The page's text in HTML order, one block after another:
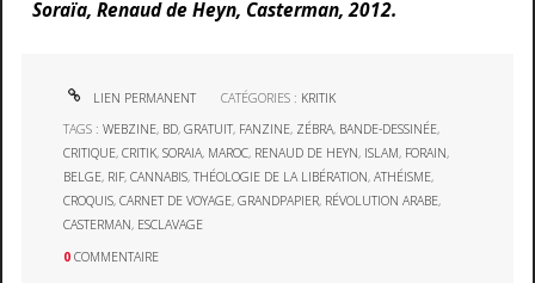
Soraïa, Renaud de Heyn, Casterman, 2012.
LIEN PERMANENT CATÉGORIES : KRITIK
TAGS :WEBZINE, BD,GRATUIT, FANZINE, ZÉBRA, BANDE-DESSINÉE,
CRITIQUE,CRITIK,SORAIA, MAROC, RENAUD DE HEYN, ISLAM, FORAIN,
BELGE, RIF,CANNABIS,THÉOLOGIE DE LA LIBÉRATION,ATHÉISME,
CROQUIS,CARNET DE VOYAGE,GRANDPAPIER, RÉVOLUTION ARABE,
CASTERMAN, ESCLAVAGE
0 COMMENTAIRE